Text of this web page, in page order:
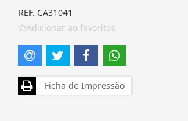
REF. CA31041
Adicionar ao favoritos
Ficha de Impressão